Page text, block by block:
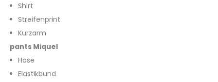
Shirt
Streifenprint
Kurzarm
pants Miquel
Hose
Elastikbund